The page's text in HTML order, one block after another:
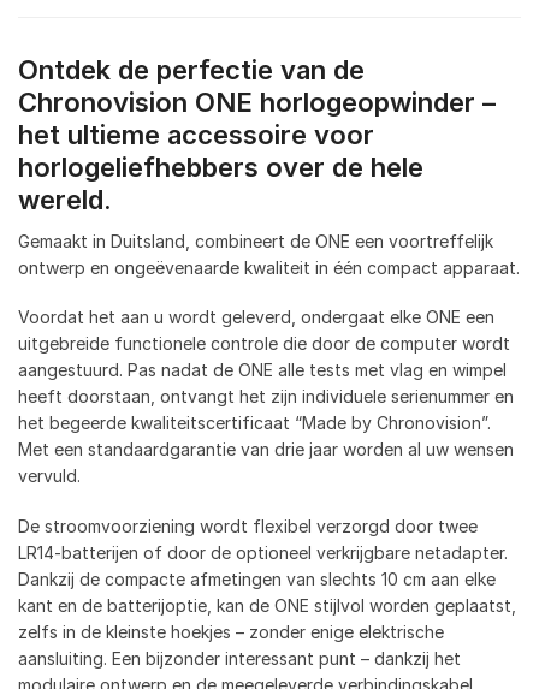
Ontdek de perfectie van de
Chronovision ONE horlogeopwinder –
het ultieme accessoire voor
horlogeliefhebbers over de hele
wereld.
Gemaakt in Duitsland, combineert de ONE een voortreffelijk
ontwerp en ongeëvenaarde kwaliteit in één compact apparaat.
Voordat het aan u wordt geleverd, ondergaat elke ONE een
uitgebreide functionele controle die door de computer wordt
aangestuurd. Pas nadat de ONE alle tests met vlag en wimpel
heeft doorstaan, ontvangt het zijn individuele serienummer en
het begeerde kwaliteitscertificaat “Made by Chronovision”.
Met een standaardgarantie van drie jaar worden al uw wensen
vervuld.
De stroomvoorziening wordt flexibel verzorgd door twee
LR14-batterijen of door de optioneel verkrijgbare netadapter.
Dankzij de compacte afmetingen van slechts 10 cm aan elke
kant en de batterijoptie, kan de ONE stijlvol worden geplaatst,
zelfs in de kleinste hoekjes – zonder enige elektrische
aansluiting. Een bijzonder interessant punt – dankzij het
modulaire ontwerp en de meegeleverde verbindingskabel